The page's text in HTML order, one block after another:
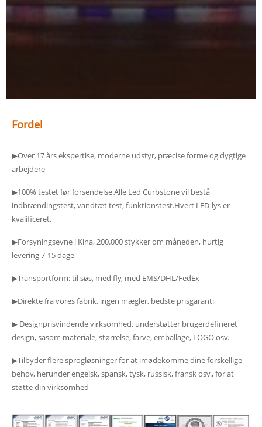
Fordel
▶Over 17 års ekspertise, moderne udstyr, præcise forme og dygtige
arbejdere
▶100% testet før forsendelse.Alle Led Curbstone vil bestå
indbrændingstest, vandtæt test, funktionstest.Hvert LED-lys er
kvalificeret.
▶Forsyningsevne i Kina, 200.000 stykker om måneden, hurtig
levering 7-15 dage
▶Transportform: til søs, med fly, med EMS/DHL/FedEx
▶Direkte fra vores fabrik, ingen mægler, bedste prisgaranti
▶ Designprisvindende virksomhed, understøtter brugerdefineret
design, såsom materiale, størrelse, farve, emballage, LOGO osv.
▶Tilbyder flere sprogløsninger for at imødekomme dine forskellige
behov, herunder engelsk, spansk, tysk, russisk, fransk osv., for at
støtte din virksomhed